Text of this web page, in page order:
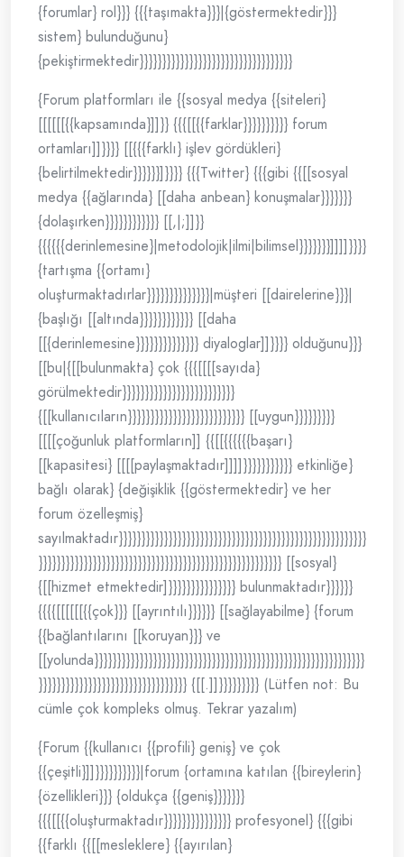
{forumlar} rol}}} {{{taşımakta}}}|{göstermektedir}}}
sistem} bulunduğunu}
{pekiştirmektedir}}}}}}}}}}}}}}}}}}}}}}}}}}}}}}}}}}
{Forum platformları ile {{sosyal medya {{siteleri}
[[[[[[{{kapsamında}]]}} {{{[[{{farklar}}}}}}}}}} forum
ortamları]]}}}} [[{{{farklı} işlev gördükleri}
{belirtilmektedir}}}}}}]}}}} {{{Twitter} {{{gibi {{[[sosyal
medya {{ağlarında} [[daha anbean} konuşmalar}}}}}}}
{dolaşırken}}}}}}}}}}}} [[,|;]]}}
{{{{{{derinlemesine}|metodolojik|ilmi|bilimsel}}}}}}}]]]]}}}}
{tartışma {{ortamı}
oluşturmaktadırlar}}}}}}}}}}}}}}|müşteri [[dairelerine}}}|
{başlığı [[altında}}}}}}}}}}}} [[daha
[[{derinlemesine}}}}}}}}}}}}}} diyaloglar]]}}}} olduğunu}}}
[[bu|{[[bulunmakta} çok {{{[[[[sayıda}
görülmektedir}}}}}}}}}}}}}}}}}}}}}}}}}
{[[kullanıcıların}}}}}}}}}}}}}}}}}}}}}}}}}} [[uygun}}}}}}}}}
[[[[çoğunluk platformların]] {{[[{{{{{{başarı}
[[kapasitesi} [[[[paylaşmaktadır]]]]}}}}}}}}}}} etkinliğe}
bağlı olarak} {değişiklik {{göstermektedir} ve her
forum özelleşmiş}
sayılmaktadır}}}}}}}}}}}}}}}}}}}}}}}}}}}}}}}}}}}}}}}}}}}}}}}}}}}}}}}
}}}}}}}}}}}}}}}}}}}}}}}}}}}}}}}}}}}}}}}}}}}}}}}}}}}}}} [[sosyal}
{[[hizmet etmektedir]}}}}}}}}}}}}}}} bulunmaktadır}}}}}}
{{{{[[[[[[{{çok}}} [[ayrıntılı}}}}}} [[sağlayabilme} {forum
{{bağlantılarını [[koruyan}}} ve
[[yolunda}}}}}}}}}}}}}}}}}}}}}}}}}}}}}}}}}}}}}}}}}}}}}}}}}}}}}}}}}}}}
}}}}}}}}}}}}}}}}}}}}}}}}}}}}}}}}} {[[.]]}}}}}}}}} (Lütfen not: Bu
cümle çok kompleks olmuş. Tekrar yazalım)
{Forum {{kullanıcı {{profili} geniş} ve çok
{{çeşitli}]]}}}}}}}}}}|forum {ortamına katılan {{bireylerin}
{özellikleri}}} {oldukça {{geniş}}}}}}}
{{{[[{{oluşturmaktadır}}}}}}}}}}}}}}} profesyonel} {{{gibi
{{farklı {{[[mesleklere} {{ayırılan}